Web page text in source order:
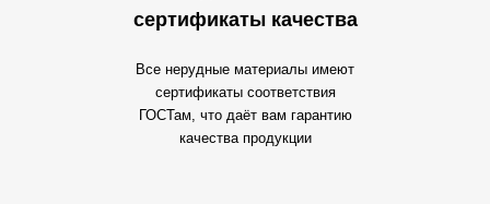
сертификаты качества
Все нерудные материалы имеют
сертификаты соответствия
ГОСТам, что даёт вам гарантию
качества продукции